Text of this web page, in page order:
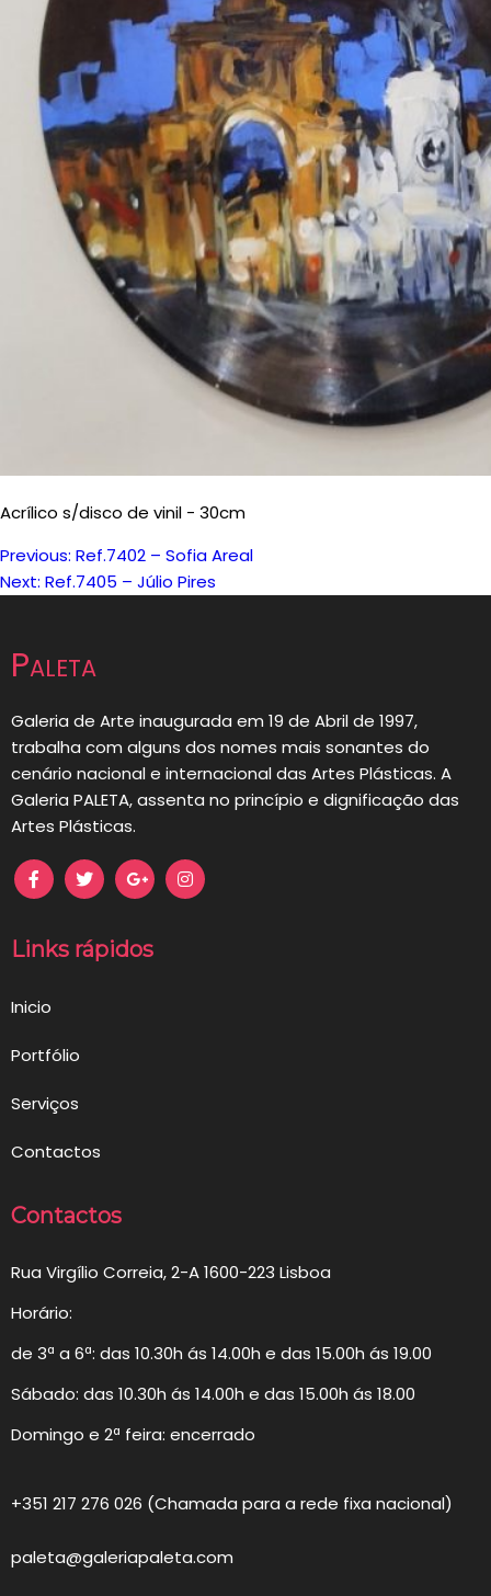
Acrílico s/disco de vinil - 30cm
Navegação
artigos
Previous: Ref.7402 – Sofia Areal
Next: Ref.7405 – Júlio Pires
Paleta
Galeria de Arte inaugurada em 19 de Abril de 1997,
trabalha com alguns dos nomes mais sonantes do
cenário nacional e internacional das Artes Plásticas. A
Galeria PALETA, assenta no princípio e dignificação das
Artes Plásticas.
Links rápidos
Inicio
Portfólio
Serviços
Contactos
Contactos
Rua Virgílio Correia, 2-A 1600-223 Lisboa
Horário:
de 3ª a 6ª: das 10.30h ás 14.00h e das 15.00h ás 19.00
Sábado: das 10.30h ás 14.00h e das 15.00h ás 18.00
Domingo e 2ª feira: encerrado
+351 217 276 026 (Chamada para a rede fixa nacional)
paleta@galeriapaleta.com